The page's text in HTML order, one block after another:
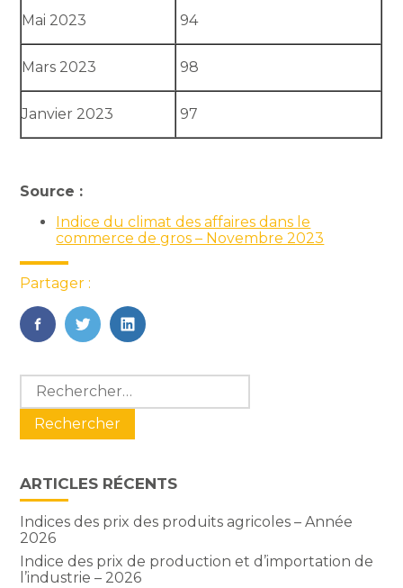
Mai 2023 94
Mars 2023 98
Janvier 2023 97
Source :
Indice du climat des affaires dans le
commerce de gros – Novembre 2023
Partager :
FaceBook
TwitterLinkedIn
Blog
sidebar
Rechercher :
ARTICLES RÉCENTS
Indices des prix des produits agricoles – Année
2026
Indice des prix de production et d’importation de
l’industrie – 2026